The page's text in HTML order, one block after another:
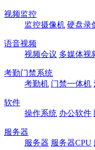
视频监控
监控摄像机 硬盘录
语音视频
视频会议 多媒体视
考勤门禁系统
考勤机 门禁一体机
软件
操作系统 办公软件
服务器
服务器 服务器CPU